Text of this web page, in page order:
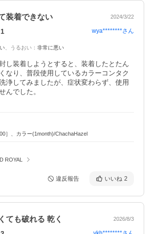
装着できない 2024/3/22
1 wya********さん
うるおい ： 非常に悪い
し装着しようとすると、装着したとたん
なり、普段使用しているカラーコンタク
浄してみましたが、症状変わらず、使用
んでした。
］、カラー(1month)/ChachaHazel
ROYAL
違反報告 いいね 2
ても破れる 乾く 2026/8/3